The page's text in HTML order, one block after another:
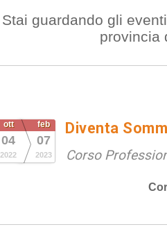
Stai guardando gli
provincia
ott
04
2022
feb
07
2023
Diventa
Corso